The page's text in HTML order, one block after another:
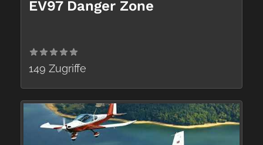
EV97 Danger Zone
149 Zugriffe